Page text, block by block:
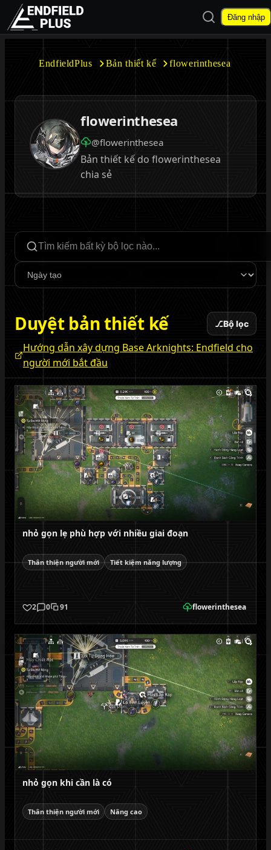
EndfieldPlus
Mở tìm kiếmĐăng nhập
EndfieldPlus Bản thiết kế flowerinthesea
flowerinthesea
@flowerinthesea
Bản thiết kế do flowerinthesea
chia sẻ
Tìm kiếm bộ lọc
Sắp xếp
Duyệt bản thiết kế ⎇Bộ lọc
Hướng dẫn xây dựng Base Arknights: Endfield cho
người mới bắt đầu
nhỏ gọn lẹ phù hợp với nhiều giai đoạn
Thân thiện người mới Tiết kiệm năng lượng
2 0 91 flowerinthesea
nhỏ gọn khi cần là có
Thân thiện người mới Nâng cao